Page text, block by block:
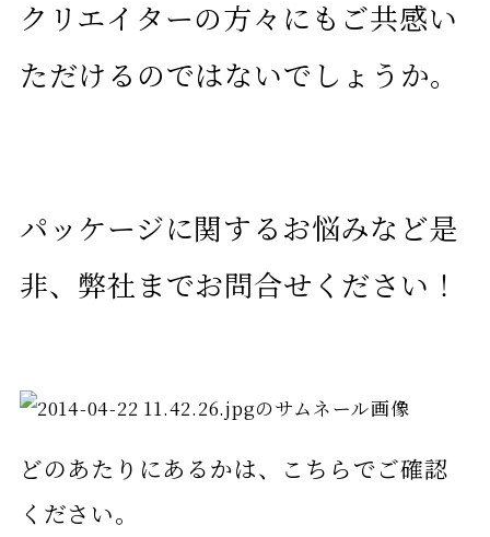
クリエイターの方々にもご共感い
ただけるのではないでしょうか。
パッケージに関するお悩みなど是
非、弊社までお問合せください！
どのあたりにあるかは、こちらでご確認
ください。